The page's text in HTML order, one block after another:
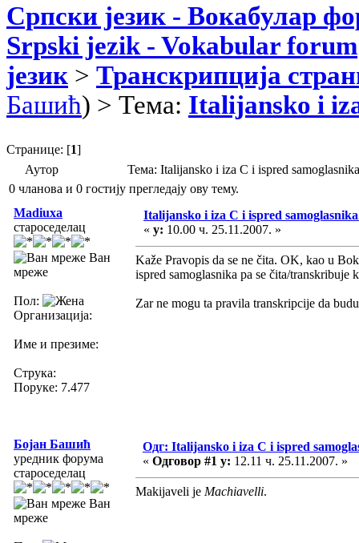
Српски језик - Вокабулар
Srpski jezik - Vokabular forum
језик > Транскрипција
Башић) > Тема: Italijansko i
Странице: [1]
Аутор
Тема: Italijansko i iza C i ispred
0 чланова и 0 гостију прегледају ову тему.
Madiuxa
староседелац
Ван
мреже
Пол:
Организација:
Име и презиме:
Струка:
Поруке: 7.477
Italijansko i iza C i ispred
« у: 10.00 ч. 25.11.2007. »
Kaže Pravopis da se ne čita. OK, kao u
ispred samoglasnika pa se čita/transkribuje
Zar ne mogu ta pravila transkripcije da
Бојан Башић
уредник форума
староседелац
Ван
мреже
Одг: Italijansko i iza C i ispred
« Одговор #1 у: 12.11 ч. 25.11.2007. »
Makijaveli je Machiavelli.